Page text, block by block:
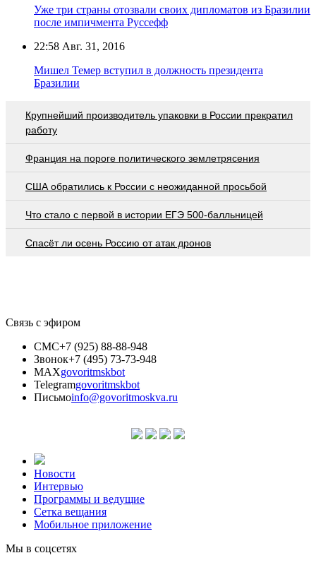
Уже три страны отозвали своих дипломатов из Бразилии
после импичмента Руссефф
22:58 Авг. 31, 2016
Мишел Темер вступил в должность президента
Бразилии
Крупнейший производитель упаковки в России прекратил
работу
Франция на пороге политического землетрясения
США обратились к России с неожиданной просьбой
Что стало с первой в истории ЕГЭ 500-балльницей
Спасёт ли осень Россию от атак дронов
Связь с эфиром
СМС+7 (925) 88-88-948
Звонок+7 (495) 73-73-948
MAXgovoritmskbot
Telegramgovoritmskbot
Письмоinfo@govoritmoskva.ru
Новости
Интервью
Программы и ведущие
Сетка вещания
Мобильное приложение
Мы в соцсетях